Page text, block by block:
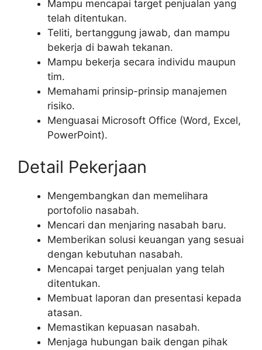
Mampu mencapai target penjualan yang
telah ditentukan.
Teliti, bertanggung jawab, dan mampu
bekerja di bawah tekanan.
Mampu bekerja secara individu maupun
tim.
Memahami prinsip-prinsip manajemen
risiko.
Menguasai Microsoft Office (Word, Excel,
PowerPoint).
Detail Pekerjaan
Mengembangkan dan memelihara
portofolio nasabah.
Mencari dan menjaring nasabah baru.
Memberikan solusi keuangan yang sesuai
dengan kebutuhan nasabah.
Mencapai target penjualan yang telah
ditentukan.
Membuat laporan dan presentasi kepada
atasan.
Memastikan kepuasan nasabah.
Menjaga hubungan baik dengan pihak